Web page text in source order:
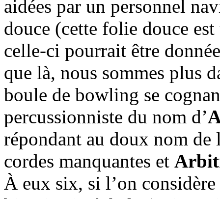
aidées par un personnel
douce (cette folie douce
celle-ci pourrait être
que là, nous sommes plus
boule de bowling se
percussionniste du nom d’
répondant au doux nom de
cordes manquantes et
À eux six, si l’on considère